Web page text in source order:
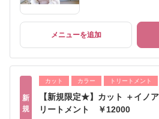
メニューを追加
新
規
カット カラー トリートメント
【新規限定★】カット ＋イノ
リートメント ￥12000